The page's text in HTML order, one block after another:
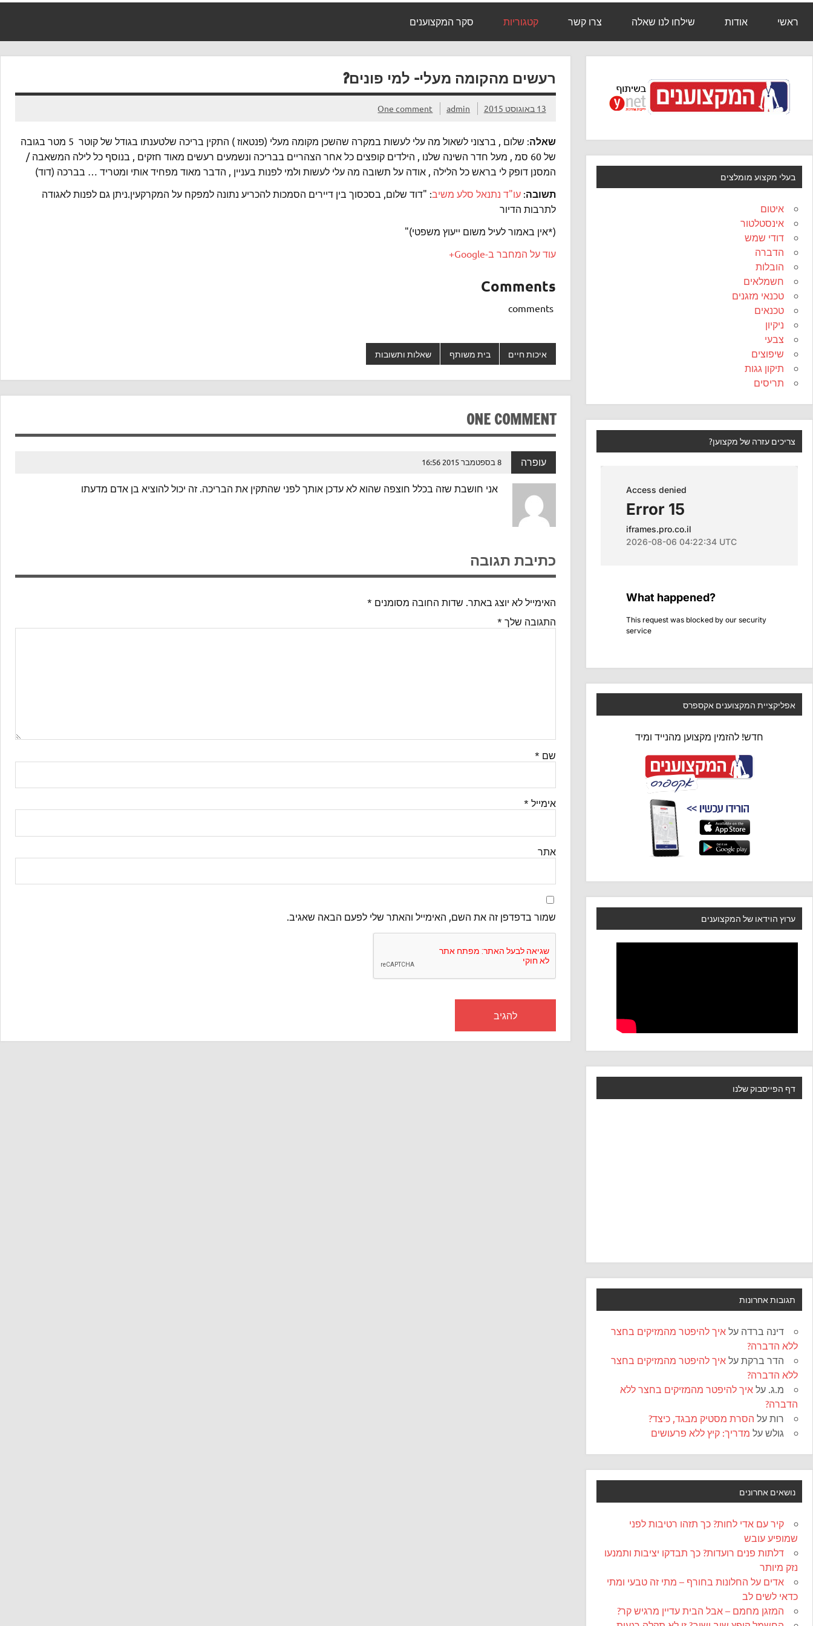
ראשי אודות שילחו לנו שאלה צרו קשר קטגוריות סקר המקצוענים
רעשים מהקומה מעלי- למי פונים?
13 באוגוסט 2015 admin
One comment
שאלה
: שלום , ברצוני לשאול מה עלי לעשות במקרה שהשכן מקומה מעלי (פנטאוז ) התקין בריכה שלטענתו בגודל של קוטר 5 מטר בגובה
של 60 סמ , מעל חדר השינה שלנו , הילדים קופצים כל אחר הצהריים בבריכה ונשמעים רעשים מאוד חזקים , בנוסף כל לילה המשאבה /
המסנן דופק לי בראש כל הלילה , אודה על תשובה מה עלי לעשות ולמי לפנות בעניין , הדבר מאוד מפחיד אותי ומטריד … בברכה (דוד)
תשובה:עו"ד נתנאל סלע משיב: "דוד שלום, בסכסוך בין דיירים הסמכות להכריע נתונה למפקח על המקרקעין.ניתן גם לפנות לאגודה
לתרבות הדיור
(*אין באמור לעיל משום ייעוץ משפטי)"
עוד על המחבר ב-Google+
Comments
comments
איכות חיים בית משותף שאלות ותשובות
ONE COMMENT
עופרה 8 בספטמבר 2015 16:56
אני חושבת שזה בכלל חוצפה שהוא לא עדכן אותך לפני שהתקין את הבריכה. זה יכול להוציא בן אדם מדעתו
כתיבת תגובה
האימייל לא יוצג באתר. שדות החובה מסומנים *
התגובה שלך *
שם *
אימייל *
אתר
שמור בדפדפן זה את השם, האימייל והאתר שלי לפעם הבאה שאגיב.
בעלי מקצוע מומלצים
איטום
אינסטלטור
דודי שמש
הדברה
הובלות
חשמלאים
טכנאי מזגנים
טכנאים
ניקיון
צבעי
שיפוצים
תיקון גגות
תריסים
צריכים עזרה של מקצוען?
אפליקציית המקצוענים אקספרס
חדש! להזמין מקצוען מהנייד ומיד
ערוץ הוידאו של המקצוענים
דף הפייסבוק שלנו
תגובות אחרונות
דינה ברדה על איך להיפטר מהמזיקים בחצר
ללא הדברה?
הדר ברקת על איך להיפטר מהמזיקים בחצר
ללא הדברה?
מ.ג. על איך להיפטר מהמזיקים בחצר ללא
הדברה?
רות על הסרת מסטיק מבגד, כיצד?
גולש על מדריך: קיץ ללא פרעושים
נושאים אחרונים
קיר עם אדי לחות? כך תזהו רטיבות לפני
שמופיע עובש
דלתות פנים רועדות? כך תבדקו יציבות ותמנעו
נזק מיותר
אדים על החלונות בחורף – מתי זה טבעי ומתי
כדאי לשים לב
המזגן מחמם – אבל הבית עדיין מרגיש קר?